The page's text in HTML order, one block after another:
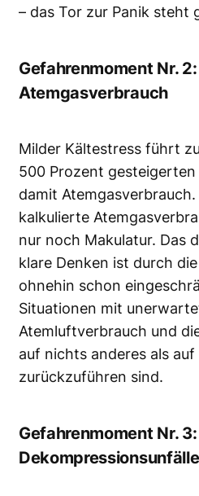
– das Tor zur Panik steht
Gefahrenmoment Nr. 2:
Atemgasverbrauch
Milder Kältestress führt
500 Prozent
damit
kalkulierte
nur noch Makulatur. Das
klare Denken ist durch
ohnehin schon
Situationen mit
Atemluftverbrauch und
auf nichts anderes als
zurückzuführen sind.
Gefahrenmoment Nr. 3:
Dekompressionsunfälle